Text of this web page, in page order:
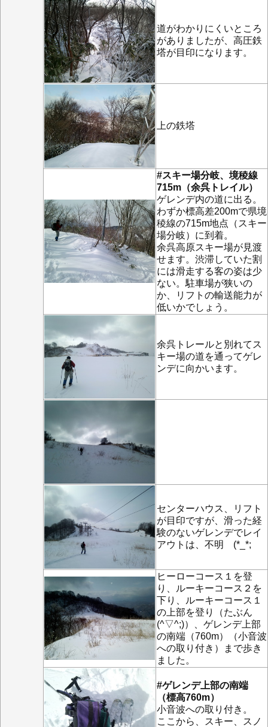
道がわかりにくいところ
がありましたが、高圧鉄
塔が目印になります。
上の鉄塔
#スキー場分岐、境稜線
715m（余呉トレイル）
ゲレンデ内の道に出る。
わずか標高差200mで県境
稜線の715m地点（スキー
場分岐）に到着。
余呉高原スキー場が見渡
せます。渋滞していた割
には滑走する客の姿は少
ない。駐車場が狭いの
か、リフトの輸送能力が
低いかでしょう。
余呉トレールと別れてス
キー場の道を通ってゲレ
ンデに向かいます。
センターハウス、リフト
が目印ですが、滑った経
験のないゲレンデでレイ
アウトは、不明 (*_*;
ヒーローコース１を登
り、ルーキーコース２を
下り、ルーキーコース１
の上部を登り（たぶん
(^▽^;)）、ゲレンデ上部
の南端（760m）（小音波
への取り付き）まで歩き
ました。
#ゲレンデ上部の南端
（標高760m）
小音波への取り付き。
ここから、スキー、スノ